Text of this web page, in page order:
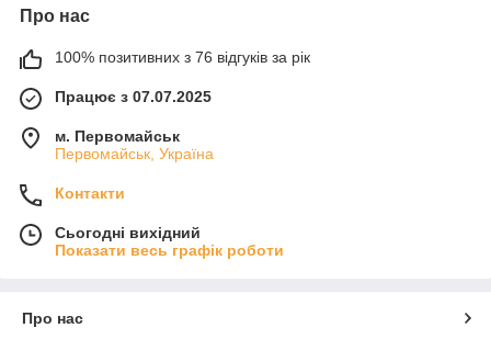
Про нас
100% позитивних з 76 відгуків за рік
Працює з 07.07.2025
м. Первомайськ
Первомайськ, Україна
Контакти
Сьогодні вихідний
Показати весь графік роботи
Про нас